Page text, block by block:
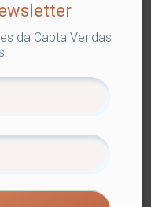
vai ficar elegante
molhada, a outra já
da Future –
extra do
cores vivas e
contra ferrugem.
da Capta Vendas